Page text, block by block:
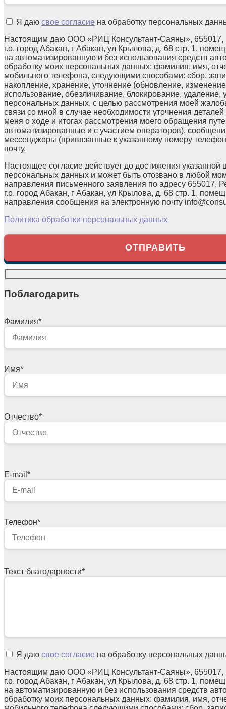
Я даю свое согласие на обработку персональных
Настоящим даю ООО «РИЦ Консультант-Саяны», 655017,
г.о. город Абакан, г Абакан, ул Крылова, д. 68 стр. 1,
на автоматизированную и без использования средств
обработку моих персональных данных: фамилия, имя,
мобильного телефона, следующими способами: сбор,
накопление, хранение, уточнение (обновление,
использование, обезличивание, блокирование, удаление,
персональных данных, с целью рассмотрения моей
связи со мной в случае необходимости уточнения
меня о ходе и итогах рассмотрения моего обращения
автоматизированные и с участием операторов),
мессенджеры (привязанные к указанному номеру
почту.
Настоящее согласие действует до достижения указанной
персональных данных и может быть отозвано в любой
направления письменного заявления по адресу 655017,
г.о. город Абакан, г Абакан, ул Крылова, д. 68 стр. 1,
направления сообщения на электронную почту
Политика обработки персональных данных
Поблагодарить
Фамилия*
Имя*
Отчество*
E-mail *
Телефон*
Текст благодарности*
Я даю свое согласие на обработку персональных
Настоящим даю ООО «РИЦ Консультант-Саяны», 655017,
г.о. город Абакан, г Абакан, ул Крылова, д. 68 стр. 1,
на автоматизированную и без использования средств
обработку моих персональных данных: фамилия, имя,